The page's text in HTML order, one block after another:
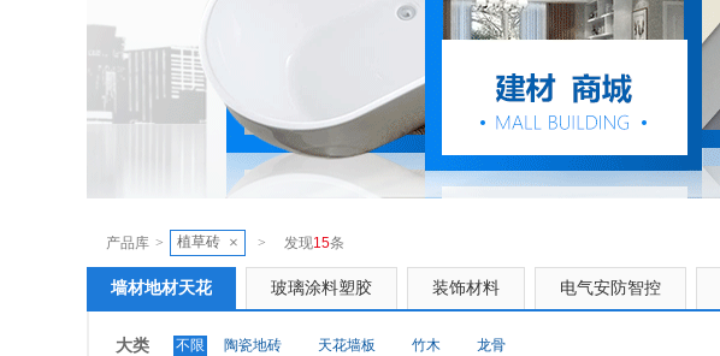
产品库 > 植草砖 × > 发现15条
墙材地材天花 玻璃涂料塑胶 装饰材料 电气安防智控
大类 不限 陶瓷地砖 天花墙板 竹木 龙骨